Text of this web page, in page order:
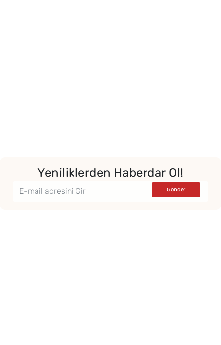
Yeniliklerden Haberdar Ol!